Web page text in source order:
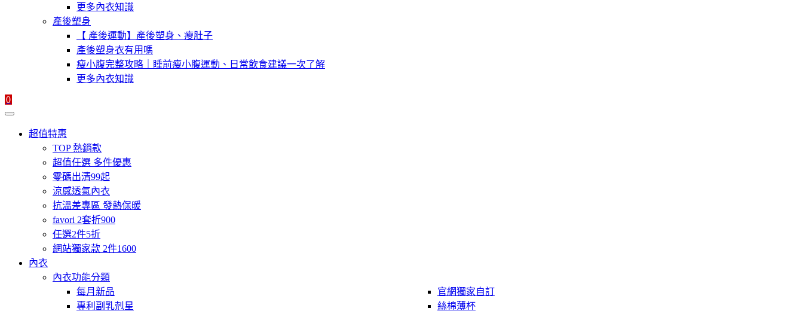
更多內衣知識
產後塑身
【 產後運動】產後塑身、瘦肚子
產後塑身衣有用嗎
瘦小腹完整攻略｜睡前瘦小腹運動、日常飲食建議一次了解
更多內衣知識
0
超值特惠
TOP 熱銷款
超值任選 多件優惠
零碼出清99起
涼感透氣內衣
抗溫差專區 發熱保暖
favori 2套折900
任選2件5折
網站獨家款 2件1600
內衣
內衣功能分類
每月新品
官網獨家自訂
專利副乳剋星
絲棉薄杯